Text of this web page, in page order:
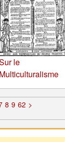
le
Multiculturalisme
8 9 62 >